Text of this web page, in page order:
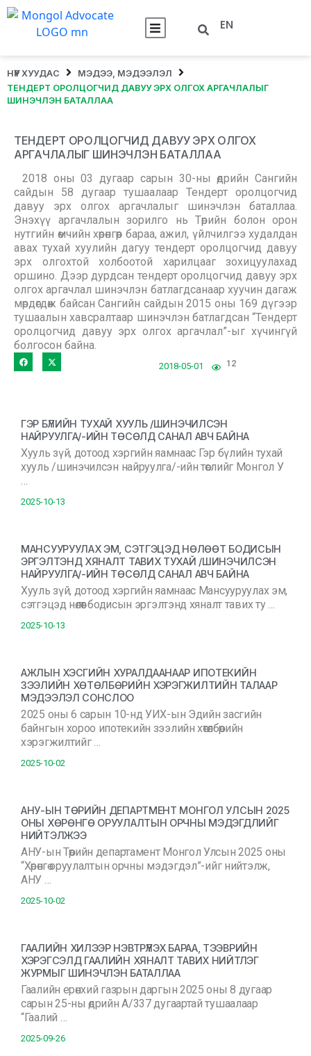
EN
НҮҮР ХУУДАС
МЭДЭЭ, МЭДЭЭЛЭЛ
ТЕНДЕРТ ОРОЛЦОГЧИД ДАВУУ ЭРХ ОЛГОХ АРГАЧЛАЛЫГ
ШИНЭЧЛЭН БАТАЛЛАА
ТЕНДЕРТ ОРОЛЦОГЧИД ДАВУУ ЭРХ ОЛГОХ
АРГАЧЛАЛЫГ ШИНЭЧЛЭН БАТАЛЛАА
2018 оны 03 дугаар сарын 30-ны өдрийн Сангийн
сайдын 58 дугаар тушаалаар Тендерт оролцогчид
давуу эрх олгох аргачлалыг шинэчлэн баталлаа.
Энэхүү аргачлалын зорилго нь Төрийн болон орон
нутгийн өмчийн хөрөнгөөр бараа, ажил, үйлчилгээ худалдан
авах тухай хуулийн дагуу тендерт оролцогчид давуу
эрх олгохтой холбоотой харилцааг зохицуулахад
оршино. Дээр дурдсан тендерт оролцогчид давуу эрх
олгох аргачлал шинэчлэн батлагдсанаар хуучин дагаж
мөрдөгдөж байсан Сангийн сайдын 2015 оны 169 дүгээр
тушаалын хавсралтаар шинэчлэн батлагдсан “Тендерт
оролцогчид давуу эрх олгох аргачлал”-ыг хүчингүй
болгосон байна.
2018-05-01 12
ГЭР БҮЛИЙН ТУХАЙ ХУУЛЬ /ШИНЭЧИЛСЭН
НАЙРУУЛГА/-ИЙН ТӨСӨЛД САНАЛ АВЧ БАЙНА
Хууль зүй, дотоод хэргийн яамнаас Гэр бүлийн тухай
хууль /шинэчилсэн найруулга/-ийн төслийг Монгол У
…
2025-10-13
МАНСУУРУУЛАХ ЭМ, СЭТГЭЦЭД НӨЛӨӨТ БОДИСЫН
ЭРГЭЛТЭНД ХЯНАЛТ ТАВИХ ТУХАЙ /ШИНЭЧИЛСЭН
НАЙРУУЛГА/-ИЙН ТӨСӨЛД САНАЛ АВЧ БАЙНА
Хууль зүй, дотоод хэргийн яамнаас Мансууруулах эм,
сэтгэцэд нөлөөт бодисын эргэлтэнд хяналт тавих ту …
2025-10-13
АЖЛЫН ХЭСГИЙН ХУРАЛДААНААР ИПОТЕКИЙН
ЗЭЭЛИЙН ХӨТӨЛБӨРИЙН ХЭРЭГЖИЛТИЙН ТАЛААР
МЭДЭЭЛЭЛ СОНСЛОО
2025 оны 6 сарын 10-нд УИХ-ын Эдийн засгийн
байнгын хороо ипотекийн зээлийн хөтөлбөрийн
хэрэгжилтийг …
2025-10-02
АНУ-ЫН ТӨРИЙН ДЕПАРТМЕНТ МОНГОЛ УЛСЫН 2025
ОНЫ ХӨРӨНГӨ ОРУУЛАЛТЫН ОРЧНЫ МЭДЭГДЛИЙГ
НИЙТЭЛЖЭЭ
АНУ-ын Төрийн департамент Монгол Улсын 2025 оны
“Хөрөнгө оруулалтын орчны мэдэгдэл”-ийг нийтэлж,
АНУ …
2025-10-02
ГААЛИЙН ХИЛЭЭР НЭВТРҮҮЛЭХ БАРАА, ТЭЭВРИЙН
ХЭРЭГСЭЛД ГААЛИЙН ХЯНАЛТ ТАВИХ НИЙТЛЭГ
ЖУРМЫГ ШИНЭЧЛЭН БАТАЛЛАА
Гаалийн ерөнхий газрын даргын 2025 оны 8 дугаар
сарын 25-ны өдрийн А/337 дугаартай тушаалаар
“Гаалий …
2025-09-26